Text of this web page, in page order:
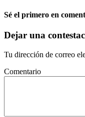
Sé el primero en
Dejar una
Tu dirección de correo
Comentario